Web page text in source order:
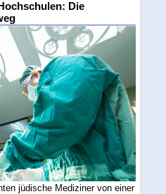
Die
jüdische Mediziner von einer